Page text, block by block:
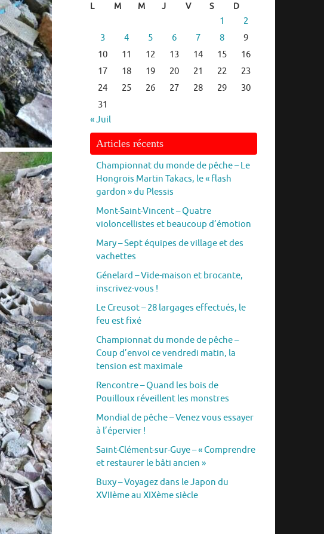
L
M M J V S D
1
2
3
4 5 6 7 8
9
10
11 12 13 14 15
16
17
18 19 20 21 22
23
24
25 26 27 28 29
30
31
« Juil
Articles récents
Championnat du monde de pêche – Le
Hongrois Martin Takacs, le « flash
gardon » du Plessis
Mont-Saint-Vincent – Quatre
violoncellistes et beaucoup d’émotion
Mary – Sept équipes de village et des
vachettes
Génelard – Vide-maison et brocante,
inscrivez-vous !
Le Creusot – 28 largages effectués, le
feu est fixé
Championnat du monde de pêche –
Coup d’envoi ce vendredi matin, la
tension est maximale
Rencontre – Quand les bois de
Pouilloux réveillent les monstres
Mondial de pêche – Venez vous essayer
à l’épervier !
Saint-Clément-sur-Guye – « Comprendre
et restaurer le bâti ancien »
Buxy – Voyagez dans le Japon du
XVIIème au XIXème siècle